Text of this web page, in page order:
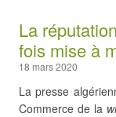
La
fois mise à
18 mars 2020
La presse
Commerce de la